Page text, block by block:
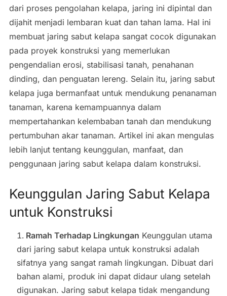
dari proses pengolahan kelapa, jaring ini dipintal dan
dijahit menjadi lembaran kuat dan tahan lama. Hal ini
membuat jaring sabut kelapa sangat cocok digunakan
pada proyek konstruksi yang memerlukan
pengendalian erosi, stabilisasi tanah, penahanan
dinding, dan penguatan lereng. Selain itu, jaring sabut
kelapa juga bermanfaat untuk mendukung penanaman
tanaman, karena kemampuannya dalam
mempertahankan kelembaban tanah dan mendukung
pertumbuhan akar tanaman. Artikel ini akan mengulas
lebih lanjut tentang keunggulan, manfaat, dan
penggunaan jaring sabut kelapa dalam konstruksi.
Keunggulan Jaring Sabut Kelapa
untuk Konstruksi
Ramah Terhadap Lingkungan Keunggulan utama
dari jaring sabut kelapa untuk konstruksi adalah
sifatnya yang sangat ramah lingkungan. Dibuat dari
bahan alami, produk ini dapat didaur ulang setelah
digunakan. Jaring sabut kelapa tidak mengandung